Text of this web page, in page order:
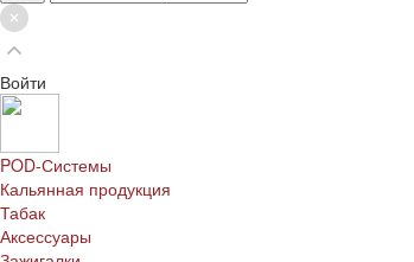
Войти
POD-Системы
Кальянная продукция
Табак
Аксессуары